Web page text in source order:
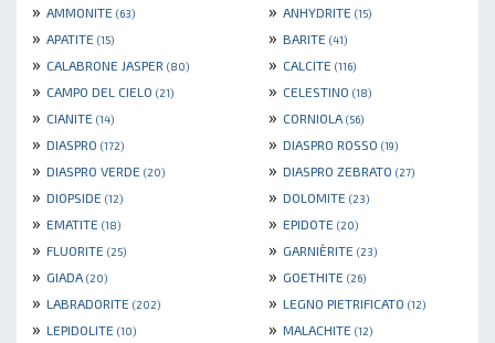
» AMMONITE (63) » ANHYDRITE (15)
» APATITE (15) » BARITE (41)
» CALABRONE JASPER (80) » CALCITE (116)
» CAMPO DEL CIELO (21) » CELESTINO (18)
» CIANITE (14) » CORNIOLA (56)
» DIASPRO (172) » DIASPRO ROSSO (19)
» DIASPRO VERDE (20) » DIASPRO ZEBRATO (27)
» DIOPSIDE (12) » DOLOMITE (23)
» EMATITE (18) » EPIDOTE (20)
» FLUORITE (25) » GARNIÈRITE (23)
» GIADA (20) » GOETHITE (26)
» LABRADORITE (202) » LEGNO PIETRIFICATO (12)
» LEPIDOLITE (10) » MALACHITE (12)